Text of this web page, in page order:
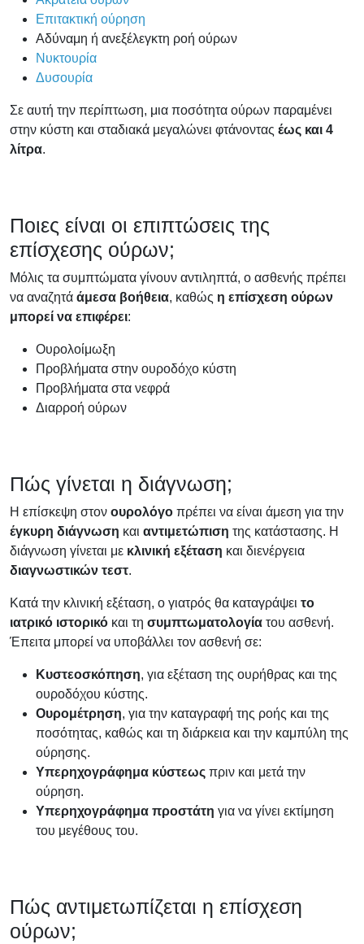
Επιτακτική ούρηση
Αδύναμη ή ανεξέλεγκτη ροή ούρων
Νυκτουρία
Δυσουρία
Σε αυτή την περίπτωση, μια ποσότητα ούρων παραμένει
στην κύστη και σταδιακά μεγαλώνει φτάνοντας έως και 4
λίτρα.
Ποιες είναι οι επιπτώσεις της
επίσχεσης ούρων;
Μόλις τα συμπτώματα γίνουν αντιληπτά, ο ασθενής πρέπει
να αναζητά άμεσα βοήθεια, καθώς η επίσχεση ούρων
μπορεί να επιφέρει:
Ουρολοίμωξη
Προβλήματα στην ουροδόχο κύστη
Προβλήματα στα νεφρά
Διαρροή ούρων
Πώς γίνεται η διάγνωση;
Η επίσκεψη στον ουρολόγο πρέπει να είναι άμεση για την
έγκυρη διάγνωση και αντιμετώπιση της κατάστασης. Η
διάγνωση γίνεται με κλινική εξέταση και διενέργεια
διαγνωστικών τεστ.
Κατά την κλινική εξέταση, ο γιατρός θα καταγράψει το
ιατρικό ιστορικό και τη συμπτωματολογία του ασθενή.
Έπειτα μπορεί να υποβάλλει τον ασθενή σε:
Κυστεοσκόπηση, για εξέταση της ουρήθρας και της
ουροδόχου κύστης.
Ουρομέτρηση, για την καταγραφή της ροής και της
ποσότητας, καθώς και τη διάρκεια και την καμπύλη της
ούρησης.
Υπερηχογράφημα κύστεως πριν και μετά την
ούρηση.
Υπερηχογράφημα προστάτη για να γίνει εκτίμηση
του μεγέθους του.
Πώς αντιμετωπίζεται η επίσχεση
ούρων;